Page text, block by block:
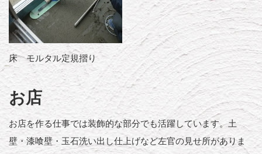
床 モルタル定規摺り
お店
お店を作る仕事では装飾的な部分でも活躍しています。土
壁・漆喰壁・玉石洗い出し仕上げなど左官の見せ所がありま